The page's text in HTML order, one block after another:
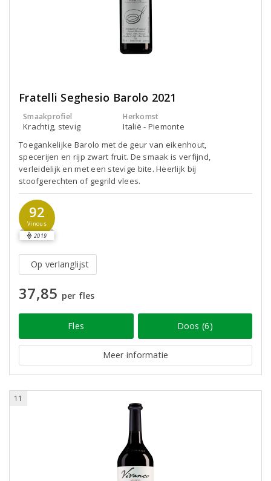
Fratelli Seghesio Barolo 2021
Smaakprofiel
Krachtig, stevig
Herkomst
Italië - Piemonte
Toegankelijke Barolo met de geur van eikenhout,
specerijen en rijp zwart fruit. De smaak is verfijnd,
verleidelijk en met een stevige bite. Heerlijk bij
stoofgerechten of gegrild vlees.
92
Vinous
2019
Op verlanglijst
37,85 per fles
Fles Doos (6)
Meer informatie
11